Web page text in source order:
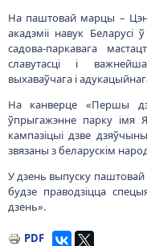
На паштовай марцы –
акадэміі навук
садова-паркавага
славутасці і
выхаваўчага і
На канверце «Першы
ўпрыгажэнне парку імя
кампазіцыі дзве
звязаны з беларускім
У дзень выпуску
будзе праводзіцца
дзень».
PDF